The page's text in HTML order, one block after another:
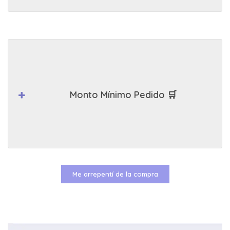
Monto Mínimo Pedido 🛒
Me arrepentí de la compra